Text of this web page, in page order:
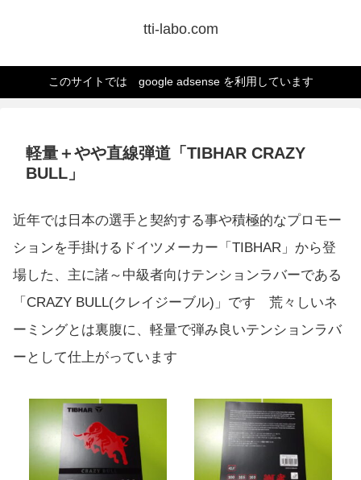
tti-labo.com
このサイトでは google adsense を利用しています
軽量＋やや直線弾道「TIBHAR CRAZY
BULL」
近年では日本の選手と契約する事や積極的なプロモー
ションを手掛けるドイツメーカー「TIBHAR」から登
場した、主に諸～中級者向けテンションラバーである
「CRAZY BULL(クレイジーブル)」です 荒々しいネ
ーミングとは裏腹に、軽量で弾み良いテンションラバ
ーとして仕上がっています